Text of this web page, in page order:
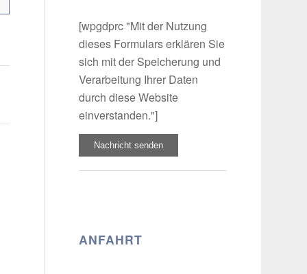
[wpgdprc "Mit der Nutzung
dieses Formulars erklären Sie
sich mit der Speicherung und
Verarbeitung Ihrer Daten
durch diese Website
einverstanden."]
ANFAHRT